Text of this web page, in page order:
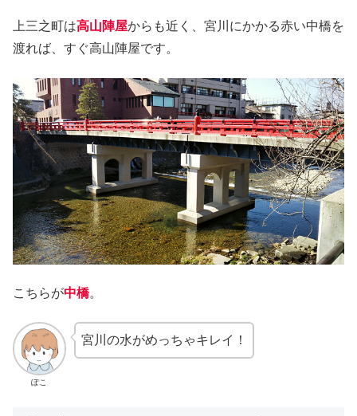
上三之町は高山陣屋からも近く、宮川にかかる赤い中橋を
渡れば、すぐ高山陣屋です。
こちらが中橋。
ぽこ
宮川の水がめっちゃキレイ！